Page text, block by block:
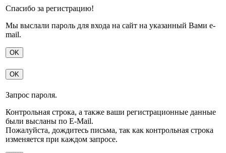
Спасибо за регистрацию!
Мы выслали пароль для входа на сайт на указанный Вами e-
mail.
OK
OK
Запрос пароля.
Контрольная строка, а также ваши регистрационные данные
были высланы по E-Mail.
Пожалуйста, дождитесь письма, так как контрольная строка
изменяется при каждом запросе.